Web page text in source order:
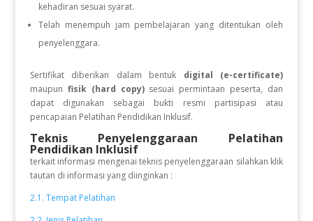
kehadiran sesuai syarat.
Telah menempuh jam pembelajaran yang ditentukan oleh
penyelenggara.
Sertifikat diberikan dalam bentuk digital (e-certificate)
maupun fisik (hard copy)sesuai permintaan peserta, dan
dapat digunakan sebagai bukti resmi partisipasi atau
pencapaian Pelatihan Pendidikan Inklusif.
Teknis Penyelenggaraan Pelatihan
Pendidikan Inklusif
terkait informasi mengenai teknis penyelenggaraan silahkan klik
tautan di informasi yang diinginkan :
2.1. Tempat Pelatihan